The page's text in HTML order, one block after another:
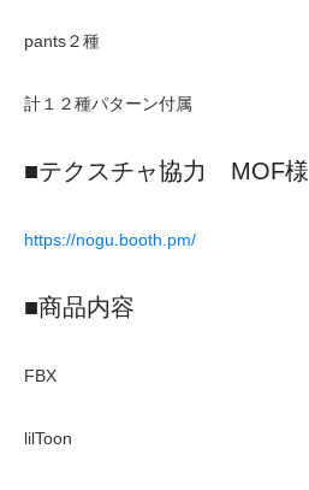
pants２種
計１２種パターン付属
■テクスチャ協力 MOF様
https://nogu.booth.pm/
■商品内容
FBX
lilToon